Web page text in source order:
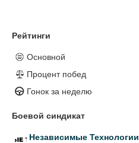
Рейтинги
Основной
Процент побед
Гонок за неделю
Боевой синдикат
Независимые Технологии